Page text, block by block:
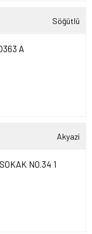
Söğütlü
A
Akyazi
NO.34 1